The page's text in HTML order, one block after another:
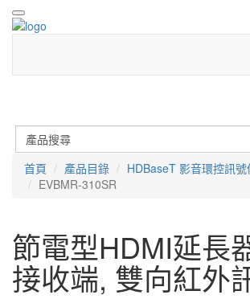
首頁 產品目錄
HDBaseT 影音環控訊號
EVBMR-310SR
節電型HDMI延長
接收端, 雙向紅外